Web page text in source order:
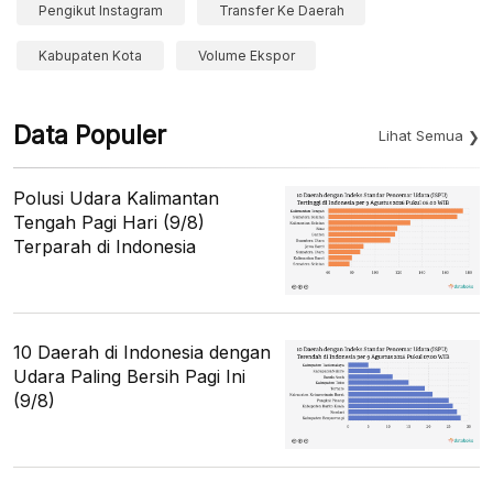
Pengikut Instagram Transfer Ke Daerah
Kabupaten Kota Volume Ekspor
Data Populer Lihat Semua
Polusi Udara Kalimantan
Tengah Pagi Hari (9/8)
Terparah di Indonesia
10 Daerah di Indonesia dengan
Udara Paling Bersih Pagi Ini
(9/8)